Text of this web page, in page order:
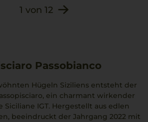
1 von 12
Passobianco
Hügeln Siziliens entsteht der
ein charmant wirkender
Siciliane IGT. Hergestellt aus edlen
beeindruckt der Jahrgang 2022 mit